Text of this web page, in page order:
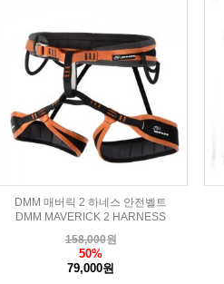
DMM 매버릭 2 하네스 안전벨트
DMM MAVERICK 2 HARNESS
158,000원
50%
79,000원